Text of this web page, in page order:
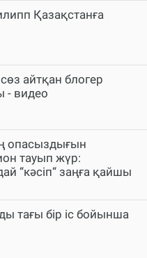
Қазақстанға
айтқан блогер
- видео
опасыздығын
тауып жүр:
“кәсіп“ заңға қайшы
тағы бір іс бойынша